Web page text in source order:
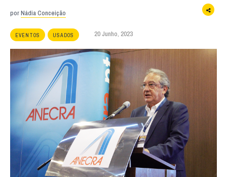
porNádia Conceição
EVENTOS USADOS 20 Junho, 2023